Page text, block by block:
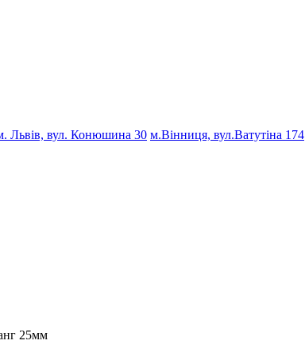
Львів, вул. Конюшина 30 м.Вінниця, вул.Ватутіна 174
25мм